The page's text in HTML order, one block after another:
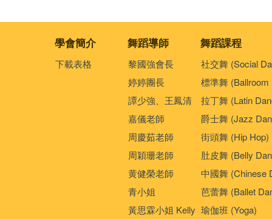
學會簡介 舞蹈導師 舞蹈課程
下載表格
黎國強會長
婷婷團長
譚少強、王鳳清
嘉儀老師
周慶茹老師
周穎珊老師
黄健榮老師
青小姐
黃思霖小姐 Kelly
社交舞 (Social
標準舞 (Ballroom
拉丁舞 (Latin
爵士舞 (Jazz
街頭舞 (Hip Hop)
肚皮舞 (Belly
中國舞 (Chinese
芭蕾舞 (Ballet
瑜伽班 (Yoga)